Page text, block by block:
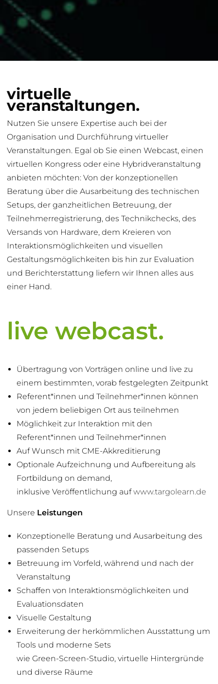
virtuelle
veranstaltungen.
Nutzen Sie unsere Expertise auch bei der
Organisation und Durchführung virtueller
Veranstaltungen. Egal ob Sie einen Webcast, einen
virtuellen Kongress oder eine Hybridveranstaltung
anbieten möchten: Von der konzeptionellen
Beratung über die Ausarbeitung des technischen
Setups, der ganzheitlichen Betreuung, der
Teilnehmerregistrierung, des Technikchecks, des
Versands von Hardware, dem Kreieren von
Interaktionsmöglichkeiten und visuellen
Gestaltungsmöglichkeiten bis hin zur Evaluation
und Berichterstattung liefern wir Ihnen alles aus
einer Hand.
live webcast.
Übertragung von Vorträgen online und live zu
einem bestimmten, vorab festgelegten Zeitpunkt
Referent*innen und Teilnehmer*innen können
von jedem beliebigen Ort aus teilnehmen
Möglichkeit zur Interaktion mit den
Referent*innen und Teilnehmer*innen
Auf Wunsch mit CME-Akkreditierung
Optionale Aufzeichnung und Aufbereitung als
Fortbildung on demand,
inklusive Veröffentlichung aufwww.targolearn.de
Unsere Leistungen
Konzeptionelle Beratung und Ausarbeitung des
passenden Setups
Betreuung im Vorfeld, während und nach der
Veranstaltung
Schaffen von Interaktionsmöglichkeiten und
Evaluationsdaten
Visuelle Gestaltung
Erweiterung der herkömmlichen Ausstattung um
Tools und moderne Sets
wie Green-Screen-Studio, virtuelle Hintergründe
und diverse Räume